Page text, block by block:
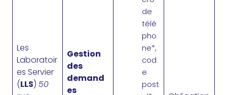
Les
Laboratoir
es Servier
(LLS) 50
Gestion
des
demand
es
de
télé
pho
ne*,
cod
e
post